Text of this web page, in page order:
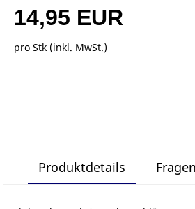
14,95 EUR
pro Stk (inkl. MwSt.)
Produktdetails